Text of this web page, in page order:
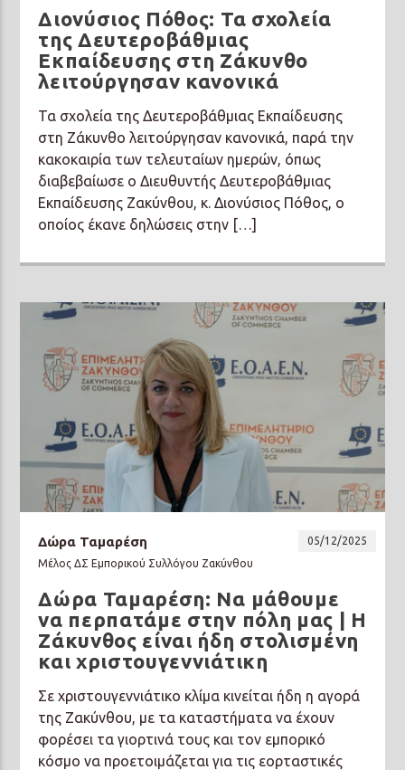
Διονύσιος Πόθος: Τα σχολεία
της Δευτεροβάθμιας
Εκπαίδευσης στη Ζάκυνθο
λειτούργησαν κανονικά
Τα σχολεία της Δευτεροβάθμιας Εκπαίδευσης
στη Ζάκυνθο λειτούργησαν κανονικά, παρά την
κακοκαιρία των τελευταίων ημερών, όπως
διαβεβαίωσε ο Διευθυντής Δευτεροβάθμιας
Εκπαίδευσης Ζακύνθου, κ. Διονύσιος Πόθος, ο
οποίος έκανε δηλώσεις στην […]
Δώρα Ταμαρέση
05/12/2025
Μέλος ΔΣ Εμπορικού Συλλόγου Ζακύνθου
Δώρα Ταμαρέση: Να μάθουμε
να περπατάμε στην πόλη μας | Η
Ζάκυνθος είναι ήδη στολισμένη
και χριστουγεννιάτικη
Σε χριστουγεννιάτικο κλίμα κινείται ήδη η αγορά
της Ζακύνθου, με τα καταστήματα να έχουν
φορέσει τα γιορτινά τους και τον εμπορικό
κόσμο να προετοιμάζεται για τις εορταστικές